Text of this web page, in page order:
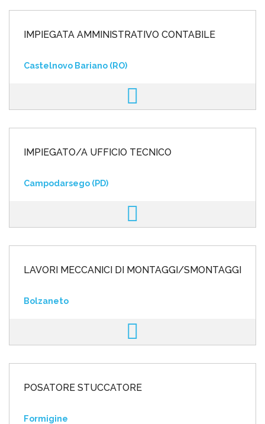
IMPIEGATA AMMINISTRATIVO CONTABILE
Castelnovo Bariano (RO)
IMPIEGATO/A UFFICIO TECNICO
Campodarsego (PD)
LAVORI MECCANICI DI MONTAGGI/SMONTAGGI
Bolzaneto
POSATORE STUCCATORE
Formigine